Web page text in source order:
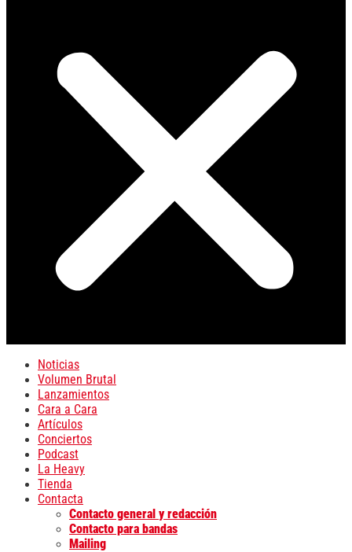
Noticias
Volumen Brutal
Lanzamientos
Cara a Cara
Artículos
Conciertos
Podcast
La Heavy
Tienda
Contacta
Contacto general y redacción
Contacto para bandas
Mailing